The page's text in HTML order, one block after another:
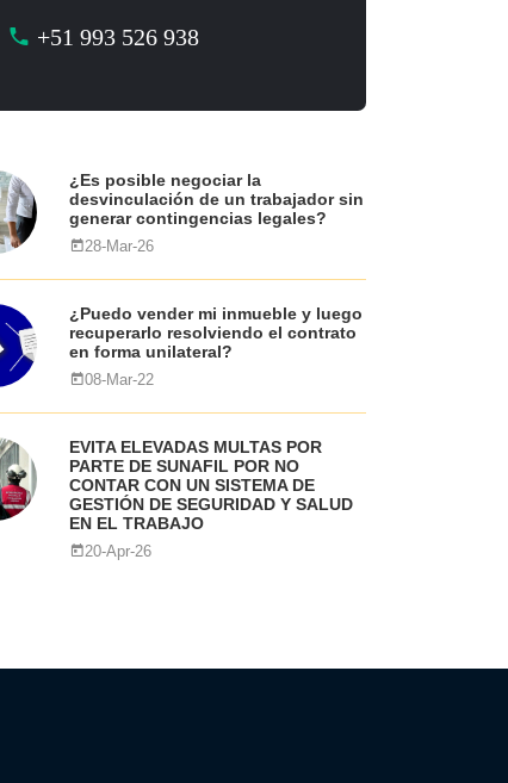
+51 993 526 938
¿Es posible negociar la
desvinculación de un trabajador sin
generar contingencias legales?
28-Mar-26
¿Puedo vender mi inmueble y luego
recuperarlo resolviendo el contrato
en forma unilateral?
08-Mar-22
EVITA ELEVADAS MULTAS POR
PARTE DE SUNAFIL POR NO
CONTAR CON UN SISTEMA DE
GESTIÓN DE SEGURIDAD Y SALUD
EN EL TRABAJO
20-Apr-26